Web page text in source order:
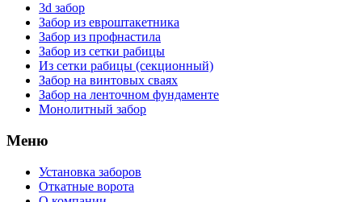
3d забор
Забор из евроштакетника
Забор из профнастила
Забор из сетки рабицы
Из сетки рабицы (секционный)
Забор на винтовых сваях
Забор на ленточном фундаменте
Монолитный забор
Меню
Установка заборов
Откатные ворота